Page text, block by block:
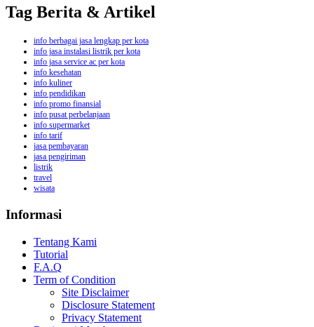
Tag Berita & Artikel
info berbagai jasa lengkap per kota
info jasa instalasi listrik per kota
info jasa service ac per kota
info kesehatan
info kuliner
info pendidikan
info promo finansial
info pusat perbelanjaan
info supermarket
info tarif
jasa pembayaran
jasa pengiriman
listrik
travel
wisata
Informasi
Tentang Kami
Tutorial
F.A.Q
Term of Condition
Site Disclaimer
Disclosure Statement
Privacy Statement